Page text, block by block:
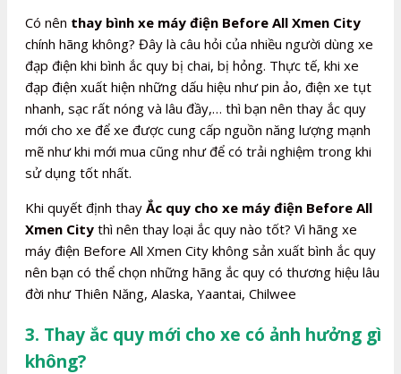
Có nên thay bình xe máy điện Before All Xmen City
chính hãng không? Đây là câu hỏi của nhiều người dùng xe
đạp điện khi bình ắc quy bị chai, bị hỏng. Thực tế, khi xe
đạp điện xuất hiện những dấu hiệu như pin ảo, điện xe tụt
nhanh, sạc rất nóng và lâu đầy,… thì bạn nên thay ắc quy
mới cho xe để xe được cung cấp nguồn năng lượng mạnh
mẽ như khi mới mua cũng như để có trải nghiệm trong khi
sử dụng tốt nhất.
Khi quyết định thay Ắc quy cho xe máy điện Before All
Xmen City thì nên thay loại ắc quy nào tốt? Vì hãng xe
máy điện Before All Xmen City không sản xuất bình ắc quy
nên bạn có thể chọn những hãng ắc quy có thương hiệu lâu
đời như Thiên Năng, Alaska, Yaantai, Chilwee
3. Thay ắc quy mới cho xe có ảnh hưởng gì
không?